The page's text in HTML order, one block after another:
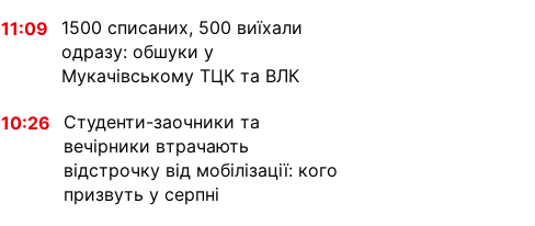
11:09
1500 списаних, 500 виїхали
одразу: обшуки у
Мукачівському ТЦК та ВЛК
10:26
Студенти-заочники та
вечірники втрачають
відстрочку від мобілізації: кого
призвуть у серпні